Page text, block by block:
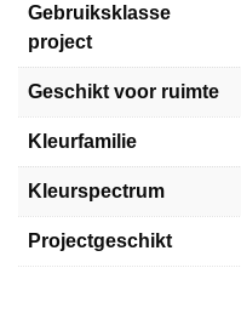
Gebruiksklasse
project
Geschikt voor ruimte
Kleurfamilie
Kleurspectrum
Projectgeschikt